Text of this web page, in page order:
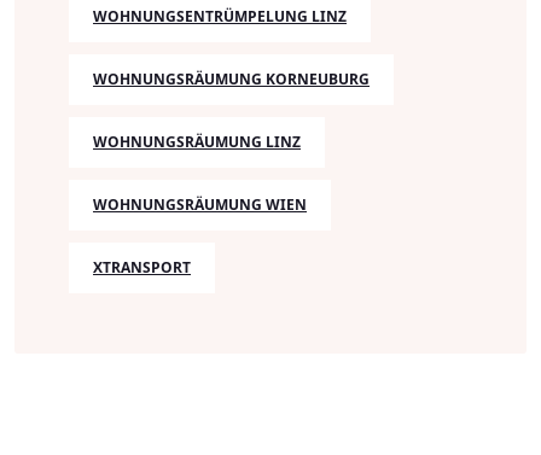
WOHNUNGSENTRÜMPELUNG LINZ
WOHNUNGSRÄUMUNG KORNEUBURG
WOHNUNGSRÄUMUNG LINZ
WOHNUNGSRÄUMUNG WIEN
XTRANSPORT